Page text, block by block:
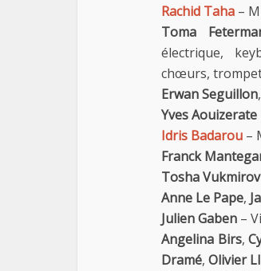
Rachid Taha –
Toma
électrique,
chœurs,
Erwan Seguillon,
Yves Aouizerate
Idris Badarou –
Franck
Tosha
Anne Le Pape,
Julien Gaben –
Angelina Birs,
Dramé, Olivier